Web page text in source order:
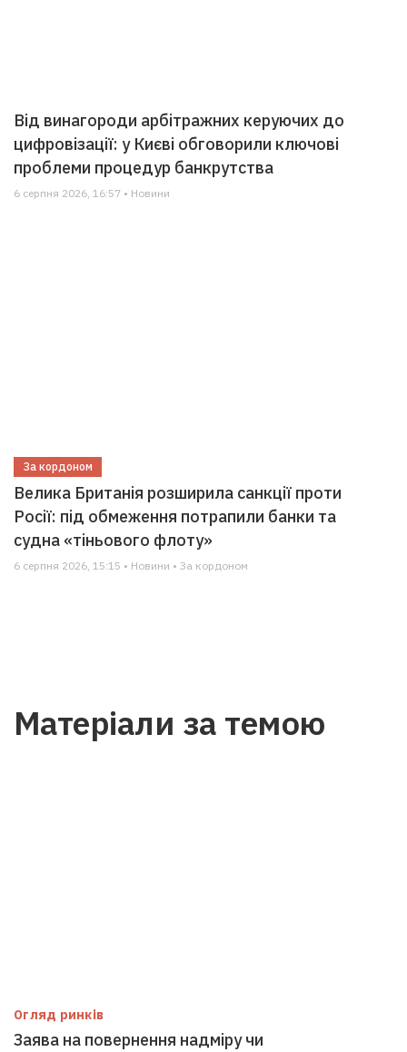
Від винагороди арбітражних керуючих до
цифровізації: у Києві обговорили ключові
проблеми процедур банкрутства
6 серпня 2026, 16:57 • Новини
За кордоном
Велика Британія розширила санкції проти
Росії: під обмеження потрапили банки та
судна «тіньового флоту»
6 серпня 2026, 15:15 • Новини • За кордоном
Матеріали за темою
Огляд ринків
Заява на повернення надміру чи